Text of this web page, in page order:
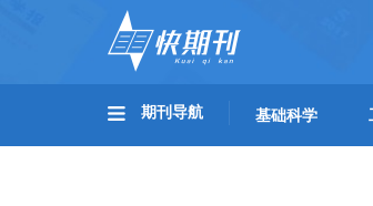
期刊导航 基础科学